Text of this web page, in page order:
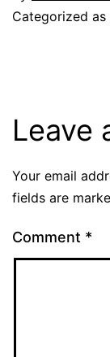
Categorized as
Leave
Your email
fields are
Comment *